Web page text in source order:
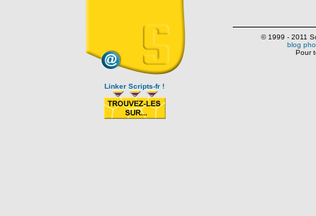
Linker Scripts-fr !
© 1999 - 2011
blog
Pour